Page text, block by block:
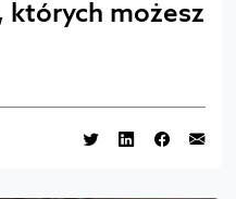
których możesz